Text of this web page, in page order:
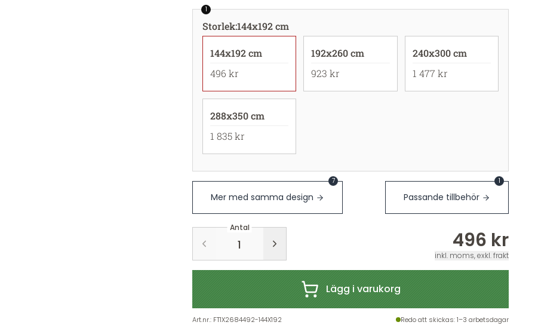
1
Storlek:144x192 cm
144x192 cm
496 kr
192x260 cm
923 kr
240x300 cm
1 477 kr
288x350 cm
1 835 kr
Mer med samma design
7
Passande tillbehör
1
Antal
496 kr
inkl. moms, exkl. frakt
Lägg i varukorg
Art.nr.: FT1X2684492-144X192 Redo att skickas: 1–3 arbetsdagar